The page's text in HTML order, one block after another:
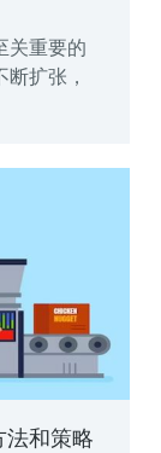
关重要的
扩张，
法和策略